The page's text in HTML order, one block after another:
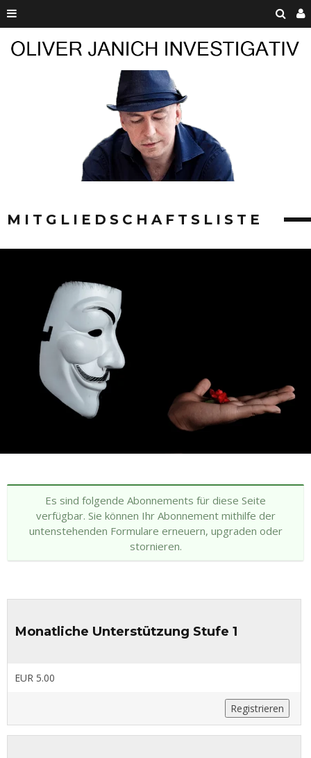
MITGLIEDSCHAFTSLISTE
Es sind folgende Abonnements für diese Seite
verfügbar. Sie können Ihr Abonnement mithilfe der
untenstehenden Formulare erneuern, upgraden oder
stornieren.
Monatliche Unterstützung Stufe 1
EUR 5.00
Registrieren